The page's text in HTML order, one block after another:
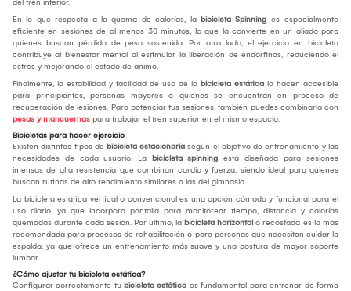
del tren inferior.
En lo que respecta a la quema de calorías, la bicicleta Spinning es especialmente
eficiente en sesiones de al menos 30 minutos, lo que la convierte en un aliado para
quienes buscan pérdida de peso sostenida. Por otro lado, el ejercicio en bicicleta
contribuye al bienestar mental al estimular la liberación de endorfinas, reduciendo el
estrés y mejorando el estado de ánimo.
Finalmente, la estabilidad y facilidad de uso de la bicicleta estática la hacen accesible
para principiantes, personas mayores o quienes se encuentran en proceso de
recuperación de lesiones. Para potenciar tus sesiones, también puedes combinarla con
pesas y mancuernas para trabajar el tren superior en el mismo espacio.
Bicicletas para hacer ejercicio
Existen distintos tipos de bicicleta estacionaria según el objetivo de entrenamiento y las
necesidades de cada usuario. La bicicleta spinning está diseñada para sesiones
intensas de alta resistencia que combinan cardio y fuerza, siendo ideal para quienes
buscan rutinas de alto rendimiento similares a las del gimnasio.
La bicicleta estática vertical o convencional es una opción cómoda y funcional para el
uso diario, ya que incorpora pantalla para monitorear tiempo, distancia y calorías
quemadas durante cada sesión. Por último, la bicicleta horizontal o recostada es la más
recomendada para procesos de rehabilitación o para personas que necesitan cuidar la
espalda, ya que ofrece un entrenamiento más suave y una postura de mayor soporte
lumbar.
¿Cómo ajustar tu bicicleta estática?
Configurar correctamente tu bicicleta estática es fundamental para entrenar de forma